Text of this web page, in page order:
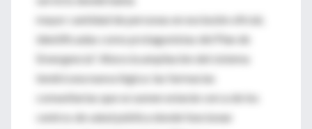
mayor cantidad de personas en exclusión oficial,
identificadas como protagonistas del Plan de
Emergencia". Ahora la ampliación del sistema
tendrá una nueva lógica: las farmacias
comunitarias que se sumen estarán cerca de los
centros de salud pública donde funcionan